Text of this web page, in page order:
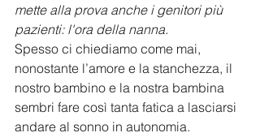
mette alla prova anche i genitori più
pazienti: l'ora della nanna.
Spesso ci chiediamo come mai,
nonostante l’amore e la stanchezza, il
nostro bambino e la nostra bambina
sembri fare così tanta fatica a lasciarsi
andare al sonno in autonomia.